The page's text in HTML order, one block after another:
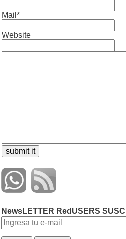
Mail*
Website
NewsLETTER RedUSERS